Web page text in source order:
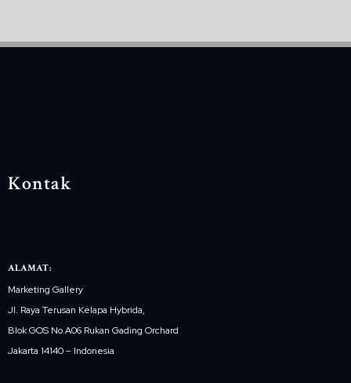
Kontak
ALAMAT:
Marketing Gallery
Jl. Raya Terusan Kelapa Hybrida,
Blok GOS No.A06 Rukan Gading Orchard
Jakarta 14140 – Indonesia